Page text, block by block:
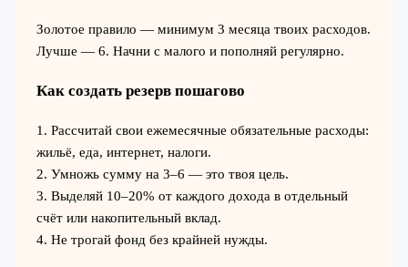
Золотое правило — минимум 3 месяца твоих расходов.
Лучше — 6. Начни с малого и пополняй регулярно.
Как создать резерв пошагово
1. Рассчитай свои ежемесячные обязательные расходы:
жильё, еда, интернет, налоги.
2. Умножь сумму на 3–6 — это твоя цель.
3. Выделяй 10–20% от каждого дохода в отдельный
счёт или накопительный вклад.
4. Не трогай фонд без крайней нужды.